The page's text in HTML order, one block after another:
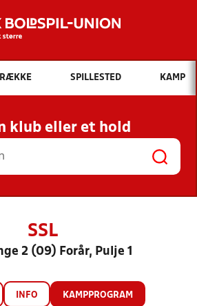
Hvad vil du søge efter?
INDHOLD OG NYHEDER
KLUBBER OG
HOLD
RÆKKE SPILLESTED KAMP
klub eller et hold
SSL
2 (09) Forår, Pulje 1
INFO KAMPPROGRAM